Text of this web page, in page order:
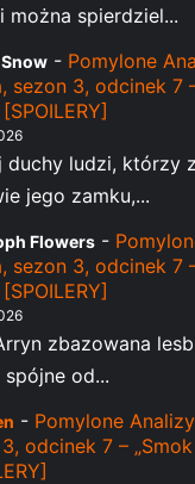
można spierdziel...
- Pomylone
sezon 3, odcinek 7
duchy ludzi, którzy
jego zamku,...
Flowers -
sezon 3, odcinek 7
zbazowana
od...
- Pomylone
odcinek 7 –